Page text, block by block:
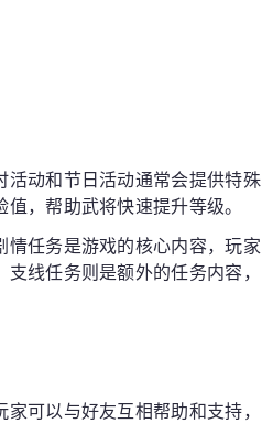
动和节日活动通常会提供特殊
，帮助武将快速提升等级。
任务是游戏的核心内容，玩家
线任务则是额外的任务内容，
可以与好友互相帮助和支持，